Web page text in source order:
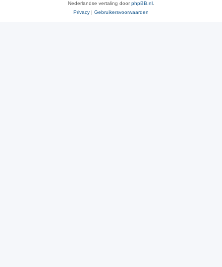
Nederlandse vertaling doorphpBB.nl
Privacy | Gebruikersvoorwaarden